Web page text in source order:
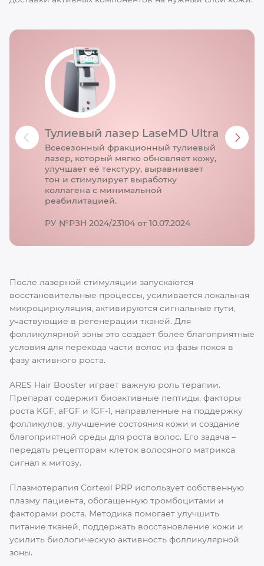
Тулиевый лазер LaseMD Ultra
Всесезонный фракционный тулиевый
лазер, который мягко обновляет кожу,
улучшает её текстуру, выравнивает
тон и стимулирует выработку
коллагена с минимальной
реабилитацией.
РУ №РЗН 2024/23104 от 10.07.2024
После лазерной стимуляции запускаются
восстановительные процессы, усиливается локальная
микроциркуляция, активируются сигнальные пути,
участвующие в регенерации тканей. Для
фолликулярной зоны это создает более благоприятные
условия для перехода части волос из фазы покоя в
фазу активного роста.
ARES Hair Booster играет важную роль терапии.
Препарат содержит биоактивные пептиды, факторы
роста KGF, aFGF и IGF-1, направленные на поддержку
фолликулов, улучшение состояния кожи и создание
благоприятной среды для роста волос. Его задача –
передать рецепторам клеток волосяного матрикса
сигнал к митозу.
Плазмотерапия Cortexil PRP использует собственную
плазму пациента, обогащенную тромбоцитами и
факторами роста. Методика помогает улучшить
питание тканей, поддержать восстановление кожи и
усилить биологическую активность фолликулярной
зоны.